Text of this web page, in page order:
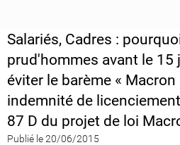
Salariés, Cadres :
prud'hommes avant le
éviter le barème «
indemnité de
87 D du projet de loi
Publié le 20/06/2015